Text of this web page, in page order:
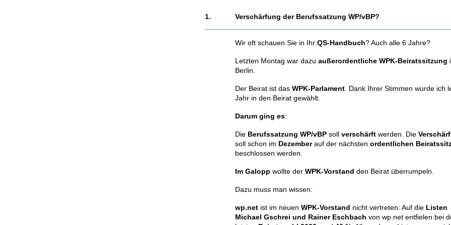
1. Verschärfung der Berufssatzung WP/vBP?
Wir oft schauen Sie in Ihr QS-Handbuch? Auch alle 6 Jahre?
Letzten Montag war dazu außerordentliche WPK-Beiratssitzung
Berlin.
Der Beirat ist das WPK-Parlament . Dank Ihrer Stimmen wurde ich
Jahr in den Beirat gewählt.
Darum ging es:
Die Berufssatzung WP/vBP soll verschärft werden. Die
soll schon im Dezemberauf der nächsten ordentlichen
beschlossen werden.
Im Galopp wollte der WPK-Vorstand den Beirat überrumpeln.
Dazu muss man wissen:
wp.net ist im neuen WPK-Vorstand nicht vertreten: Auf die Listen
Michael Gschrei und Rainer Eschbach von wp.net entfielen bei